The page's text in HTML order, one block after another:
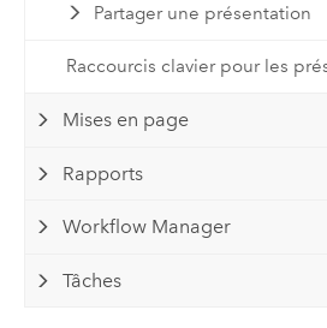
Partager une présentation
Raccourcis clavier pour les
Mises en page
Rapports
Workflow Manager
Tâches